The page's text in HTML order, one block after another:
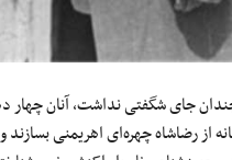
جای شگفتی نداشت، آنان چهار
از رضاشاه چهره‌ای اهریمنی